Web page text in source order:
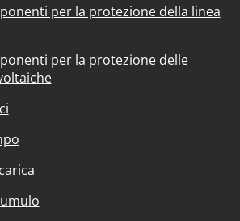
per la protezione della linea
per la protezione delle